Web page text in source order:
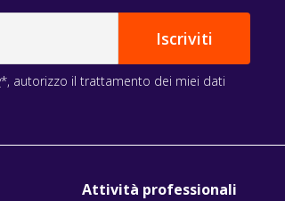
*, autorizzo il trattamento dei miei dati
Attività professionali